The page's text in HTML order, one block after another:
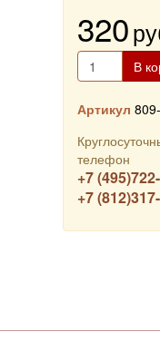
320
В
Артикул
телефон
+7
+7